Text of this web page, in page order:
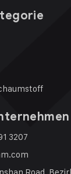
3207